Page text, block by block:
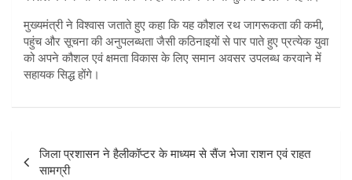
मुख्यमंत्री ने विश्वास जताते हुए कहा कि यह कौशल रथ जागरूकता की कमी,
पहुंच और सूचना की अनुपलब्धता जैसी कठिनाइयों से पार पाते हुए प्रत्येक युवा
को अपने कौशल एवं क्षमता विकास के लिए समान अवसर उपलब्ध करवाने में
सहायक सिद्ध होंगे।
Post
navigation
जिला प्रशासन ने हैलीकॉप्टर के माध्यम से सैंज भेजा राशन एवं राहत
सामग्री